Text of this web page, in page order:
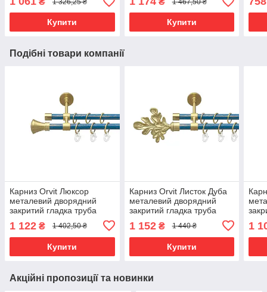
Золото 25 мм 160 см (00-
00010847)
Купити
см (7219305)
Купити
Подібні товари компанії
Карниз Orvit Люксор
металевий дворядний
закритий гладка труба
Матове - Блакить 16\16
мм 300 см
1 122 ₴ 1 402,50 ₴
Купити
Карниз Orvit Листок Дуба
металевий дворядний
закритий гладка труба
кільце металеве Золото
Матове - Блакить 16\16
мм 240 см
1 152₴ 1 440 ₴
Купити
мм
1
Акційні пропозиції та новинки